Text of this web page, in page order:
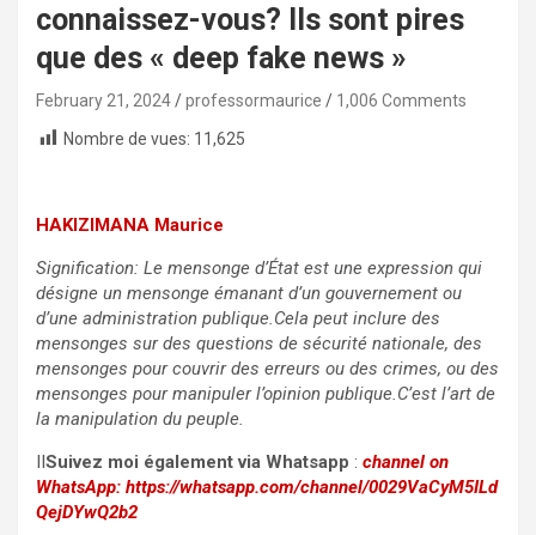
connaissez-vous? Ils sont pires
que des « deep fake news »
February 21, 2024 professormaurice
1,006 Comments
Nombre de vues: 11,625
HAKIZIMANA Maurice
Signification: Le mensonge d’État est une expression qui
désigne un mensonge émanant d’un gouvernement ou
d’une administration publique.Cela peut inclure des
mensonges sur des questions de sécurité nationale, des
mensonges pour couvrir des erreurs ou des crimes, ou des
mensonges pour manipuler l’opinion publique.C’est l’art de
la manipulation du peuple.
IISuivez moi également via Whatsapp : channel on
WhatsApp: https://whatsapp.com/channel/0029VaCyM5ILd
QejDYwQ2b2